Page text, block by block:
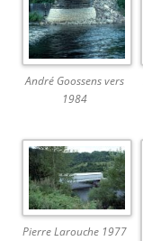
André Goossens vers
1984
Pierre Larouche 1977